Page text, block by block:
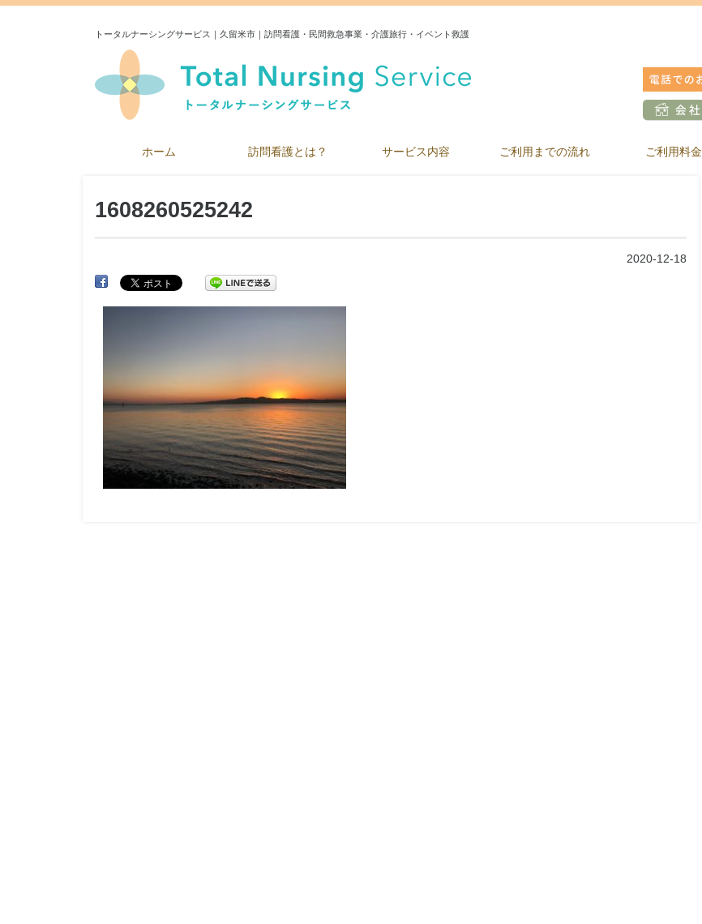
トータルナーシングサービス｜久留米市｜訪問看護・民間救急事業・介護旅行・イベント救護
ホーム 訪問看護とは？ サービス内容 ご利用までの流れ ご利用料金
1608260525242
2020-12-18